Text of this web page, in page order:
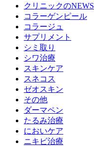
クリニックのNEWS
コラーゲンピール
コラージュ
サプリメント
シミ取り
シワ治療
スキンケア
スネコス
ゼオスキン
その他
ダーマペン
たるみ治療
においケア
ニキビ治療